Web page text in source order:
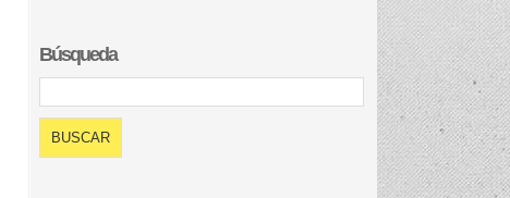
Búsqueda